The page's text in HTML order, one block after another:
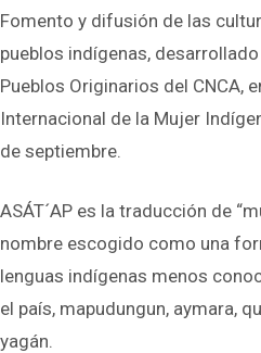
Fomento y difusión de las
pueblos indígenas,
Pueblos Originarios del CNCA,
Internacional de la Mujer
de septiembre.
ASÁT´AP es la traducción de
nombre escogido como una
lenguas indígenas menos
el país, mapudungun, aymara,
yagán.